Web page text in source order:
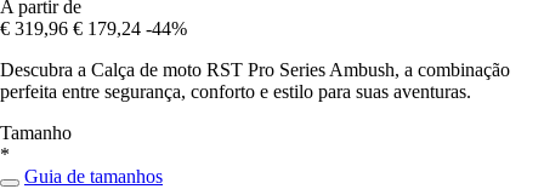
A partir de
€ 319,96 € 179,24 -44%
Descubra a Calça de moto RST Pro Series Ambush, a combinação
perfeita entre segurança, conforto e estilo para suas aventuras.
Tamanho
*
Guia de tamanhos